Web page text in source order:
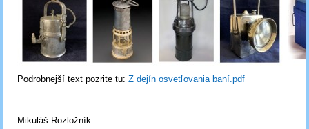
Podrobnejší text pozrite tu: Z dejín osvetľovania baní.pdf
Mikuláš Rozložník